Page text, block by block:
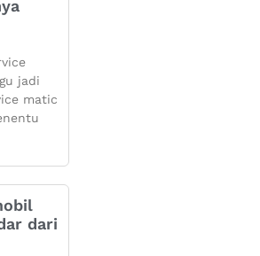
jadi
matic
dari